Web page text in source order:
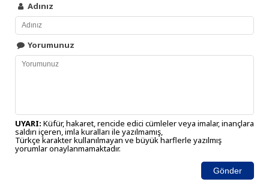
Adınız
Yorumunuz
UYARI: Küfür, hakaret, rencide edici cümleler veya imalar, inançlara
saldırı içeren, imla kuralları ile yazılmamış,
Türkçe karakter kullanılmayan ve büyük harflerle yazılmış
yorumlar onaylanmamaktadır.
Gönder